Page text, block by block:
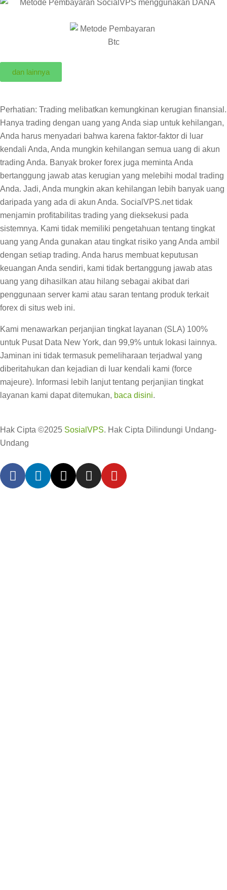
dan lainnya
Perhatian: Trading melibatkan kemungkinan kerugian finansial.
Hanya trading dengan uang yang Anda siap untuk kehilangan,
Anda harus menyadari bahwa karena faktor-faktor di luar
kendali Anda, Anda mungkin kehilangan semua uang di akun
trading Anda. Banyak broker forex juga meminta Anda
bertanggung jawab atas kerugian yang melebihi modal trading
Anda. Jadi, Anda mungkin akan kehilangan lebih banyak uang
daripada yang ada di akun Anda. SocialVPS.net tidak
menjamin profitabilitas trading yang dieksekusi pada
sistemnya. Kami tidak memiliki pengetahuan tentang tingkat
uang yang Anda gunakan atau tingkat risiko yang Anda ambil
dengan setiap trading. Anda harus membuat keputusan
keuangan Anda sendiri, kami tidak bertanggung jawab atas
uang yang dihasilkan atau hilang sebagai akibat dari
penggunaan server kami atau saran tentang produk terkait
forex di situs web ini.
Kami menawarkan perjanjian tingkat layanan (SLA) 100%
untuk Pusat Data New York, dan 99,9% untuk lokasi lainnya.
Jaminan ini tidak termasuk pemeliharaan terjadwal yang
diberitahukan dan kejadian di luar kendali kami (force
majeure). Informasi lebih lanjut tentang perjanjian tingkat
layanan kami dapat ditemukan, baca disini.
Hak Cipta ©2025 SosialVPS. Hak Cipta Dilindungi Undang-
Undang